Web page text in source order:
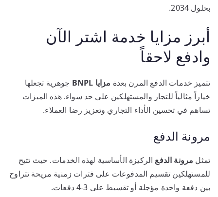
بحلول 2034.
أبرز مزايا خدمة اشتر الآن
وادفع لاحقاً
تتميز خدمات الدفع المرن بعدة مزايا BNPL
جوهرية تجعلها
خياراً مثالياً للتجار والمستهلكين على حد سواء. هذه الميزات
تساهم في تحسين الأداء التجاري وتعزيز رضا العملاء.
مرونة الدفع
تمثل مرونة الدفع الركيزة الأساسية لهذه الخدمات. حيث تتيح
للمستهلكين تقسيم المدفوعات على فترات زمنية مريحة تتراوح
بين دفعة واحدة مؤجلة أو تقسيط على 3-4 دفعات.